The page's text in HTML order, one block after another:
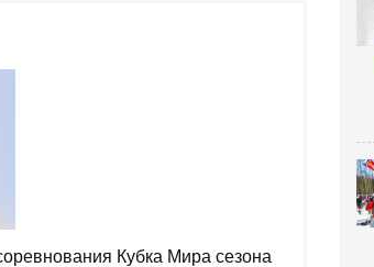
Кубка Мира сезона